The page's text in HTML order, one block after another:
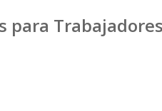
para Trabajadores